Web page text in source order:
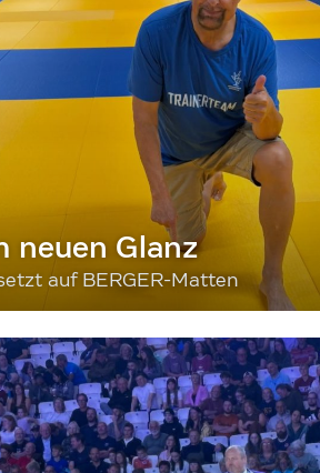
neuen Glanz
auf BERGER-Matten